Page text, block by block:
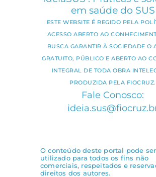
em saúde do SUS
ESTE WEBSITE É REGIDO PELA
ACESSO ABERTO AO
BUSCA GARANTIR À SOCIEDADE O
GRATUITO, PÚBLICO E ABERTO AO
INTEGRAL DE TODA OBRA
PRODUZIDA PELA FIOCRUZ.
Fale Conosco:
O conteúdo deste portal pode ser
utilizado para todos os fins não
comerciais, respeitados e
direitos dos autores.